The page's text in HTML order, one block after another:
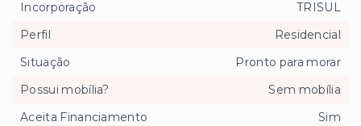
Incorporação
TRISUL
Perfil
Residencial
Situação
Pronto para morar
Possui mobília?
Sem mobília
Aceita Financiamento
Sim